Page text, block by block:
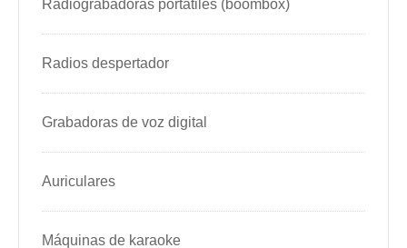
Radiograbadoras portátiles (boombox)
Radios despertador
Grabadoras de voz digital
Auriculares
Máquinas de karaoke